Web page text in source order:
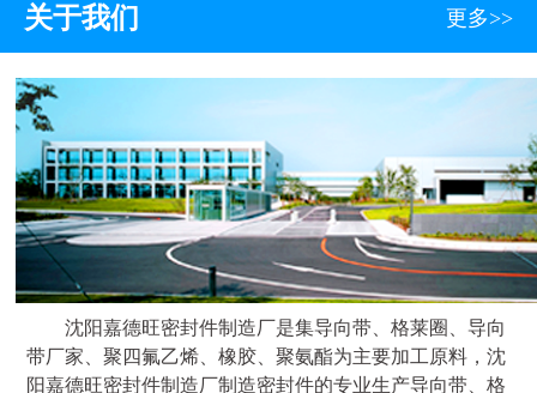
关于我们 更多>>
沈阳嘉德旺密封件制造厂是集导向带、格莱圈、导向
带厂家、聚四氟乙烯、橡胶、聚氨酯为主要加工原料，沈
阳嘉德旺密封件制造厂制造密封件的专业生产导向带、格